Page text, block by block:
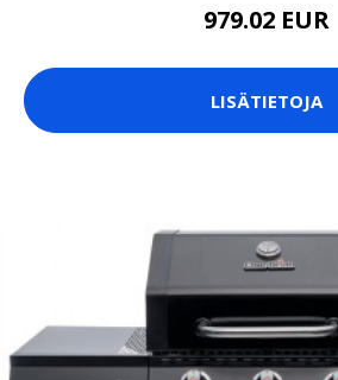
979.02 EUR
LISÄTIETOJA